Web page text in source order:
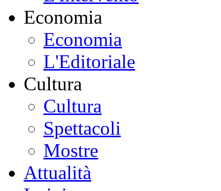
Economia
Economia
L'Editoriale
Cultura
Cultura
Spettacoli
Mostre
Attualità